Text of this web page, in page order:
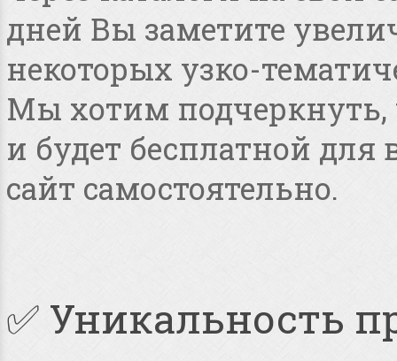
дней Вы заметите
некоторых узко-
Мы хотим подчеркнуть,
и будет бесплатной
сайт самостоятельно.
✅ Уникальность